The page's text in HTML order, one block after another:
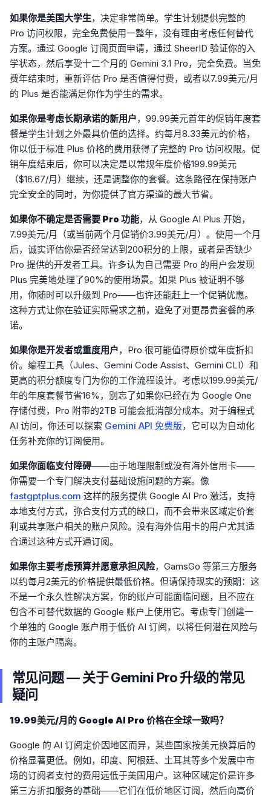
如果你是美国大学生，决定非常简单。学生计划提供完整的
Pro 访问权限，完全免费使用一整年，没有理由考虑任何替代
方案。通过 Google 订阅页面申请，通过 SheerID 验证你的入
学状态，然后享受十二个月的 Gemini 3.1 Pro，完全免费。当免
费年结束时，重新评估 Pro 是否值得付费，或者以7.99美元/月
的 Plus 是否能满足你作为学生的需求。
如果你是考虑长期承诺的新用户，99.99美元首年的促销年度套
餐是学生计划之外最具价值的选择。约每月8.33美元的价格，
你以低于标准 Plus 价格的费用获得了完整的 Pro 访问权限。促
销年度结束后，你可以决定是以常规年度价格199.99美元
（$16.67/月）继续，还是调整你的套餐。这条路径在保持账户
完全安全的同时，为你提供了官方渠道的最大节省。
如果你不确定是否需要 Pro 功能，从 Google AI Plus 开始，
7.99美元/月（或当前两个月促销价3.99美元/月）。使用一个月
后，诚实评估你是否经常达到200积分的上限，或者是否缺少
Pro 提供的开发者工具。许多认为自己需要 Pro 的用户会发现
Plus 完美地处理了90%的使用场景。如果 Plus 被证明不够
用，你随时可以升级到 Pro——也许还能赶上一个促销优惠。
这种方式让你在验证实际需求之前，避免了对更昂贵套餐的承
诺。
如果你是开发者或重度用户，Pro 很可能值得原价或年度折扣
价。编程工具（Jules、Gemini Code Assist、Gemini CLI）和
更高的积分额度专门为你的工作流程设计。考虑以199.99美元/
年的年度套餐节省16%，别忘了如果你已经在为 Google One
存储付费，Pro 附带的2TB 可能会抵消部分成本。对于编程式
AI 访问，你还可以探索 Gemini API 免费版，它可以为自动化
任务补充你的订阅使用。
如果你面临支付障碍——由于地理限制或没有海外信用卡——
你需要一个专门解决支付基础设施问题的方案。像
fastgptplus.com 这样的服务提供 Google AI Pro 激活，支持
本地支付方式，弥合支付方式的缺口，而不会带来区域定价套
利或共享账户相关的账户风险。没有海外信用卡的用户尤其适
合通过这种方式开通订阅。
如果你主要考虑预算并愿意承担风险，GamsGo 等第三方服务
以约每月2美元的价格提供最低价格。但请保持现实的预期：这
不是一个永久性解决方案，你的账户可能面临问题，且不应在
包含不可替代数据的 Google 账户上使用它。考虑专门创建一
个单独的 Google 账户用于低价 AI 订阅，以将任何潜在风险与
你的主账户隔离。
常见问题 — 关于 Gemini Pro 升级的常见
疑问
19.99美元/月的 Google AI Pro 价格在全球一致吗？
Google 的 AI 订阅定价因地区而异，某些国家按美元换算后的
价格显著更低。例如，印度、阿根廷、土耳其等多个发展中市
场的订阅者支付的费用远低于美国用户。这种区域定价是许多
第三方折扣服务的基础——它们在低价地区订阅，然后向高价